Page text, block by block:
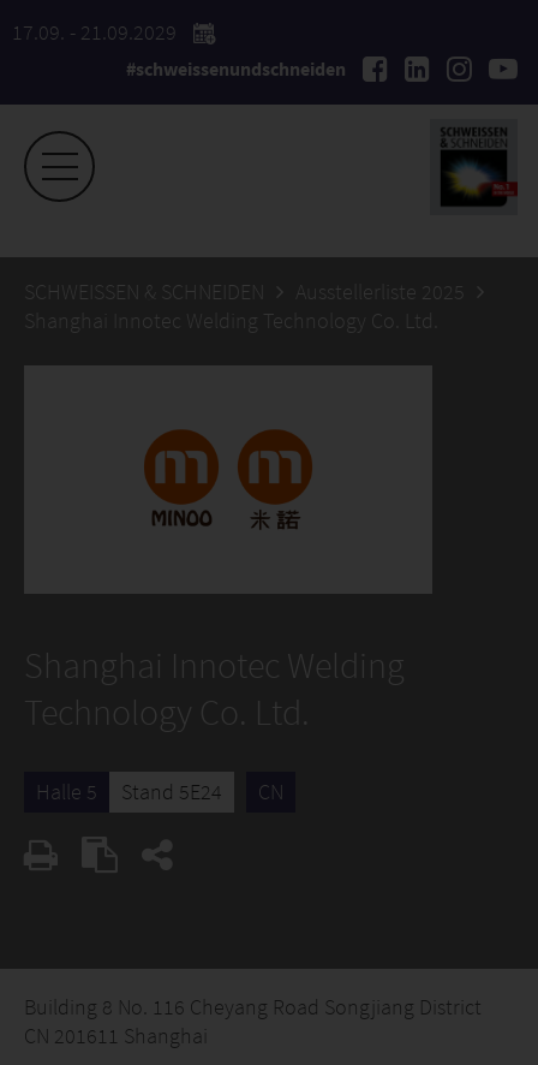
17.09. - 21.09.2029
#schweissenundschneiden
SCHWEISSEN & SCHNEIDEN
Ausstellerliste 2025
Shanghai Innotec Welding Technology Co. Ltd.
Shanghai Innotec Welding
Technology Co. Ltd.
Halle 5 Stand 5E24 CN
Building 8 No. 116 Cheyang Road Songjiang District
CN 201611 Shanghai